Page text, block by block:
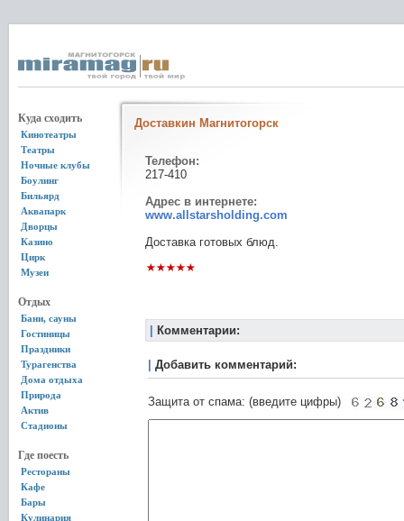
Куда сходить
Кинотеатры
Театры
Ночные клубы
Боулинг
Бильярд
Аквапарк
Дворцы
Казино
Цирк
Музеи
Отдых
Бани, сауны
Гостиницы
Праздники
Турагенства
Дома отдыха
Природа
Актив
Стадионы
Где поесть
Рестораны
Кафе
Бары
Кулинария
Доставкин Магнитогорск
Телефон:
217-410
Адрес в интернете:
www.allstarsholding.com
Доставка готовых блюд.
Комментарии:
Добавить комментарий:
Защита от спама: (введите цифры)